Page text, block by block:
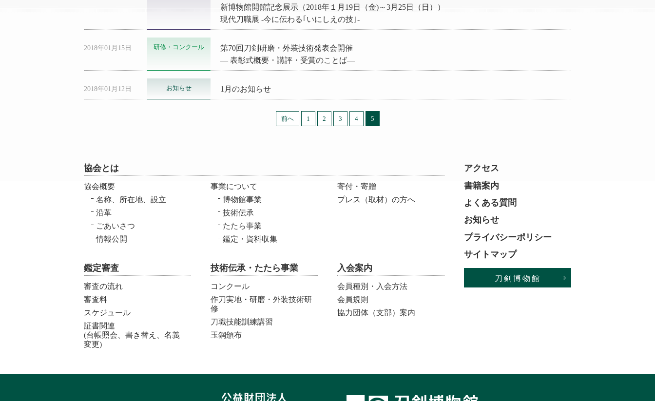
新博物館開館記念展示（2018年１月19日（金)～3月25日（日））
現代刀職展 -今に伝わる｢いにしえの技｣-
2018年01月15日 研修・コンクール
第70回刀剣研磨・外装技術発表会開催
― 表彰式概要・講評・受賞のことば―
2018年01月12日 お知らせ 1月のお知らせ
前へ 1 2 3 4 5
協会とは
協会概要
名称、所在地、設立
沿革
ごあいさつ
情報公開
事業について
博物館事業
技術伝承
たたら事業
鑑定・資料収集
寄付・寄贈
プレス（取材）の方へ
鑑定審査
審査の流れ
審査料
スケジュール
証書関連
(台帳照会、書き替え、名義
変更)
技術伝承・たたら事業
コンクール
作刀実地・研磨・外装技術研
修
刀職技能訓練講習
玉鋼頒布
入会案内
会員種別・入会方法
会員規則
協力団体（支部）案内
アクセス
書籍案内
よくある質問
お知らせ
プライバシーポリシー
サイトマップ
刀剣博物館